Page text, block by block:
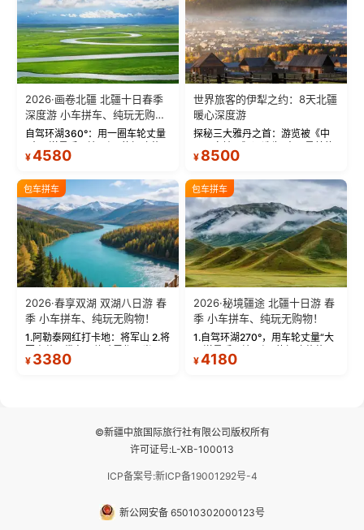
2026·画卷北疆 北疆十日春季
深度游 小车拼车、纯玩无购
物！
自驾环湖360°：用一圈车轮丈量
“大西洋最后一滴眼泪”的极致蔚
蓝。 赛湖旅拍：甄选多款风格服
绝美瞬间。 赛湖坦克300跟车视
频：专业摄影师...
¥4580
世界旅客的伊犁之约：8天北疆
暖心深度游
探秘三大雅丹之首：游览被《中
国国家地理》评选为“中国最美的
三大雅丹”第一名的克拉玛依魔鬼
瓦人最大村落——禾木村，欣赏
晨雾与小木...
¥ 8500
包车拼车
2026·春享双湖 双湖八日游 春
季 小车拼车、纯玩无购物！
1.阿勒泰网红打卡地：将军山 2.将
将军山，夕阳派对，蹦迪party 4.
¥ 3380
包车拼车
2026·秘境疆途 北疆十日游 春
季 小车拼车、纯玩无购物！
1.自驾环湖270°，用车轮丈量“大
让雪山、花海与深邃湖水在转弯
¥4180
©新疆中旅国际旅行社有限公司版权所有
许可证号:L-XB-100013
ICP备案号:新ICP备19001292号-4
新公网安备 65010302000123号